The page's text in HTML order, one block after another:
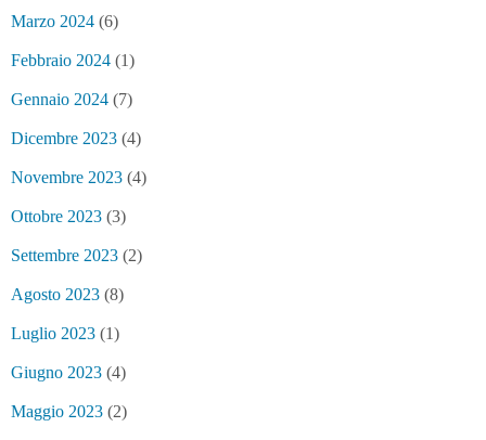
Marzo 2024 (6)
Febbraio 2024 (1)
Gennaio 2024 (7)
Dicembre 2023 (4)
Novembre 2023 (4)
Ottobre 2023 (3)
Settembre 2023 (2)
Agosto 2023 (8)
Luglio 2023 (1)
Giugno 2023 (4)
Maggio 2023 (2)